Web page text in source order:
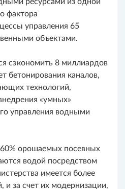
фактора
управления 65
объектами.
сэкономить 8 миллиардов
бетонирования каналов,
технологий,
«умных»
управления водными
орошаемых посевных
водой посредством
имеется более
и за счет их модернизации,